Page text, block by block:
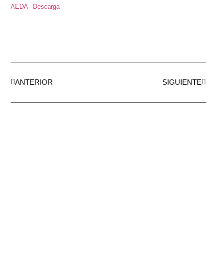
AEDA
Descarga
ANTERIOR SIGUIENTE